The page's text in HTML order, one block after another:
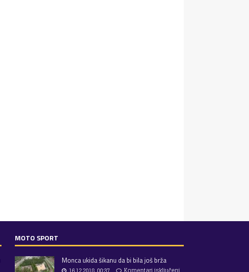
MOTO SPORT
Monca ukida šikanu da bi bila još brža